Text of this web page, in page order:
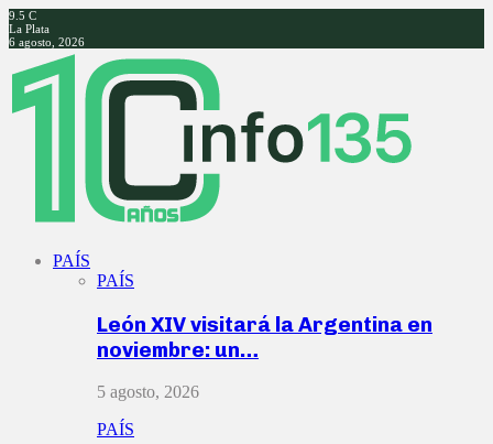
9.5 C
La Plata
6 agosto, 2026
Facebook
Twitter
Instagram
Youtube
PAÍS
PAÍS
León XIV visitará la Argentina en
noviembre: un…
5 agosto, 2026
PAÍS